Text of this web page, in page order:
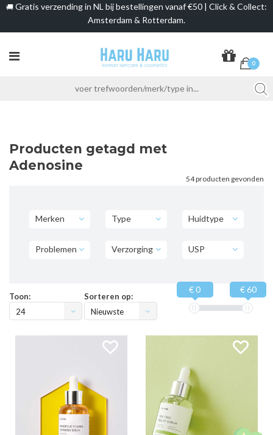
🚚 Gratis verzending in NL bij bestellingen vanaf €50 | Click & Collect:
Amsterdam & Rotterdam.
0
Producten getagd met
Adenosine
54 producten gevonden
Merken Type Huidtype
Problemen Verzorging USP
Toon:
24
Sorteren op:
Nieuwste
€ 0 € 60